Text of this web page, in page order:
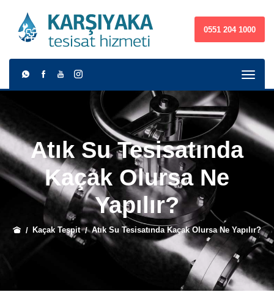
0551 204 1000
Atık Su Tesisatında
Kaçak Olursa Ne
Yapılır?
Kaçak Tespit Atık Su Tesisatında Kaçak Olursa Ne Yapılır?